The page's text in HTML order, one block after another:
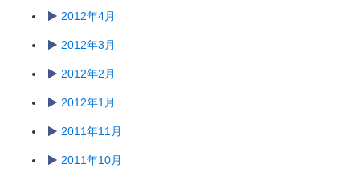
2012年4月
2012年3月
2012年2月
2012年1月
2011年11月
2011年10月